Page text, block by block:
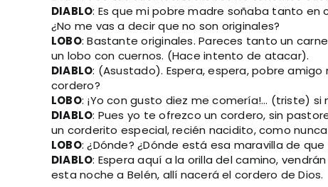
DIABLO: Es que mi pobre madre soñaba tanto en
¿No me vas a decir que no son originales?
LOBO: Bastante originales. Pareces tanto un
un lobo con cuernos. (Hace intento de atacar).
DIABLO: (Asustado). Espera, espera, pobre
cordero?
LOBO: ¡Yo con gusto diez me comería!… (triste)
DIABLO: Pues yo te ofrezco un cordero, sin
un corderito especial, recién nacidito, como
LOBO: ¿Dónde? ¿Dónde está esa maravilla de
DIABLO: Espera aquí a la orilla del camino,
esta noche a Belén, allí nacerá el cordero de Dios.